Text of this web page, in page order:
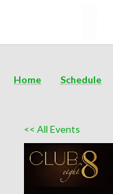
Home Schedule
<< All Events